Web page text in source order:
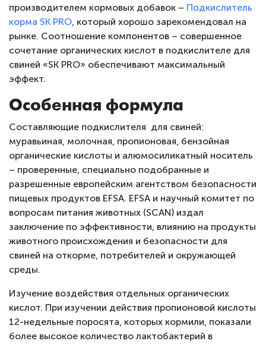
производителем кормовых добавок – Подкислитель
корма SK PRO, который хорошо зарекомендовал на
рынке. Соотношение компонентов – совершенное
сочетание органических кислот в подкислителе для
свиней «SK PRO» обеспечивают максимальный
эффект.
Особенная формула
Составляющие подкислителя для свиней:
муравьиная, молочная, пропионовая, бензойная
органические кислоты и алюмосиликатный носитель
– проверенные, специально подобранные и
разрешенные европейским агентством безопасности
пищевых продуктов EFSA. EFSA и научный комитет по
вопросам питания животных (SCAN) издал
заключение по эффективности, влиянию на продукты
животного происхождения и безопасности для
свиней на откорме, потребителей и окружающей
среды.
Изучение воздействия отдельных органических
кислот. При изучении действия пропионовой кислоты
12-недельные поросята, которых кормили, показали
более высокое количество лактобактерий в